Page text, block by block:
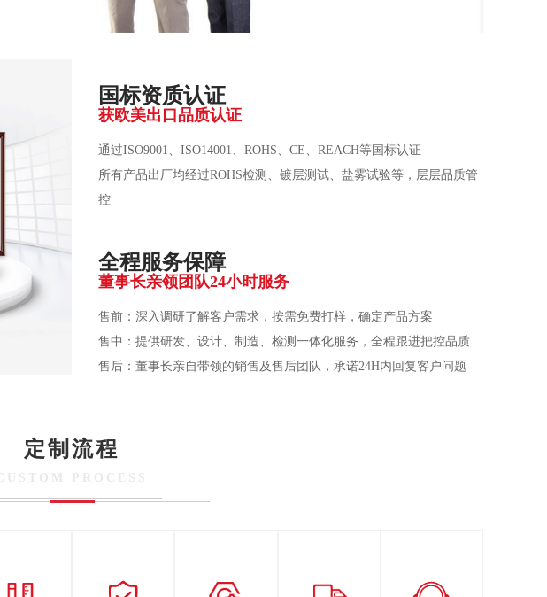
国标资质认证
获欧美出口品质认证
通过ISO9001、ISO14001、ROHS、CE、REACH等国标认证
所有产品出厂均经过ROHS检测、镀层测试、盐雾试验等，层层品质管
控
全程服务保障
董事长亲领团队24小时服务
售前：深入调研了解客户需求，按需免费打样，确定产品方案
售中：提供研发、设计、制造、检测一体化服务，全程跟进把控品质
售后：董事长亲自带领的销售及售后团队，承诺24H内回复客户问题
定制流程